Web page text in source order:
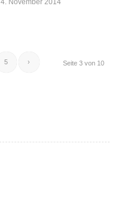
4. November 2014
Seite 3 von 10
5 ›